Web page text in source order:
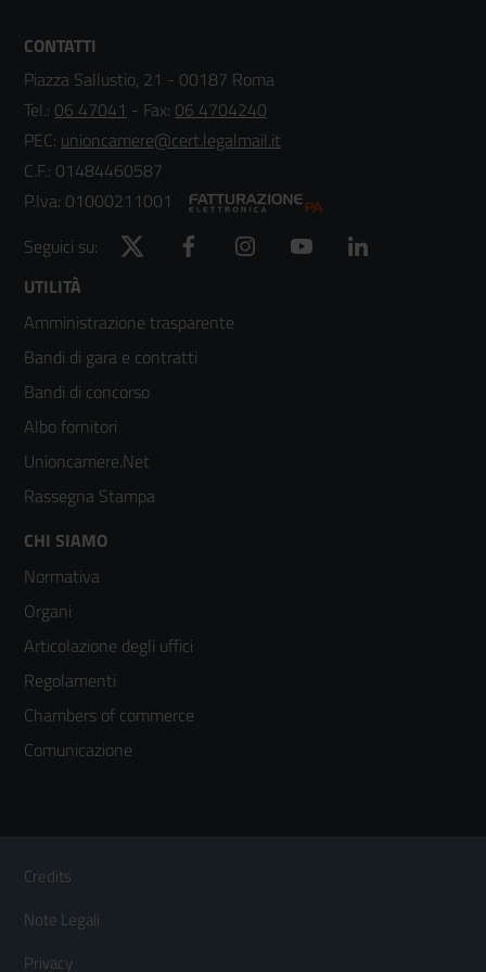
CONTATTI
Piazza Sallustio, 21 - 00187 Roma
Tel.: 06 47041 - Fax: 06 4704240
PEC: unioncamere@cert.legalmail.it
C.F.: 01484460587
P.Iva: 01000211001
Seguici su:
Twitter Facebook Instagram YouTube
Footer
menù
colonna
2
UTILITÀ
Amministrazione trasparente
Bandi di gara e contratti
Bandi di concorso
Albo fornitori
Unioncamere.Net
Rassegna Stampa
Footer
menù
colonna
3
CHI SIAMO
Normativa
Organi
Articolazione degli uffici
Regolamenti
Chambers of commerce
Comunicazione
Footer
Menù
orizzontale
Credits
Note Legali
Privacy